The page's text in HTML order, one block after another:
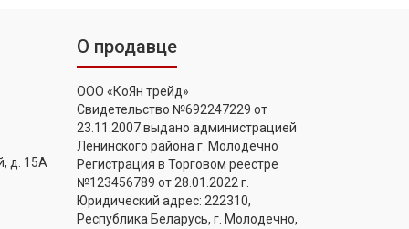
д. 15А
О продавце
ООО «КоЯн трейд»
Свидетельство №692247229 от
23.11.2007 выдано администрацией
Ленинского района г. Молодечно
Регистрация в Торговом реестре
№123456789 от 28.01.2022 г.
Юридический адрес: 222310,
Республика Беларусь, г. Молодечно,